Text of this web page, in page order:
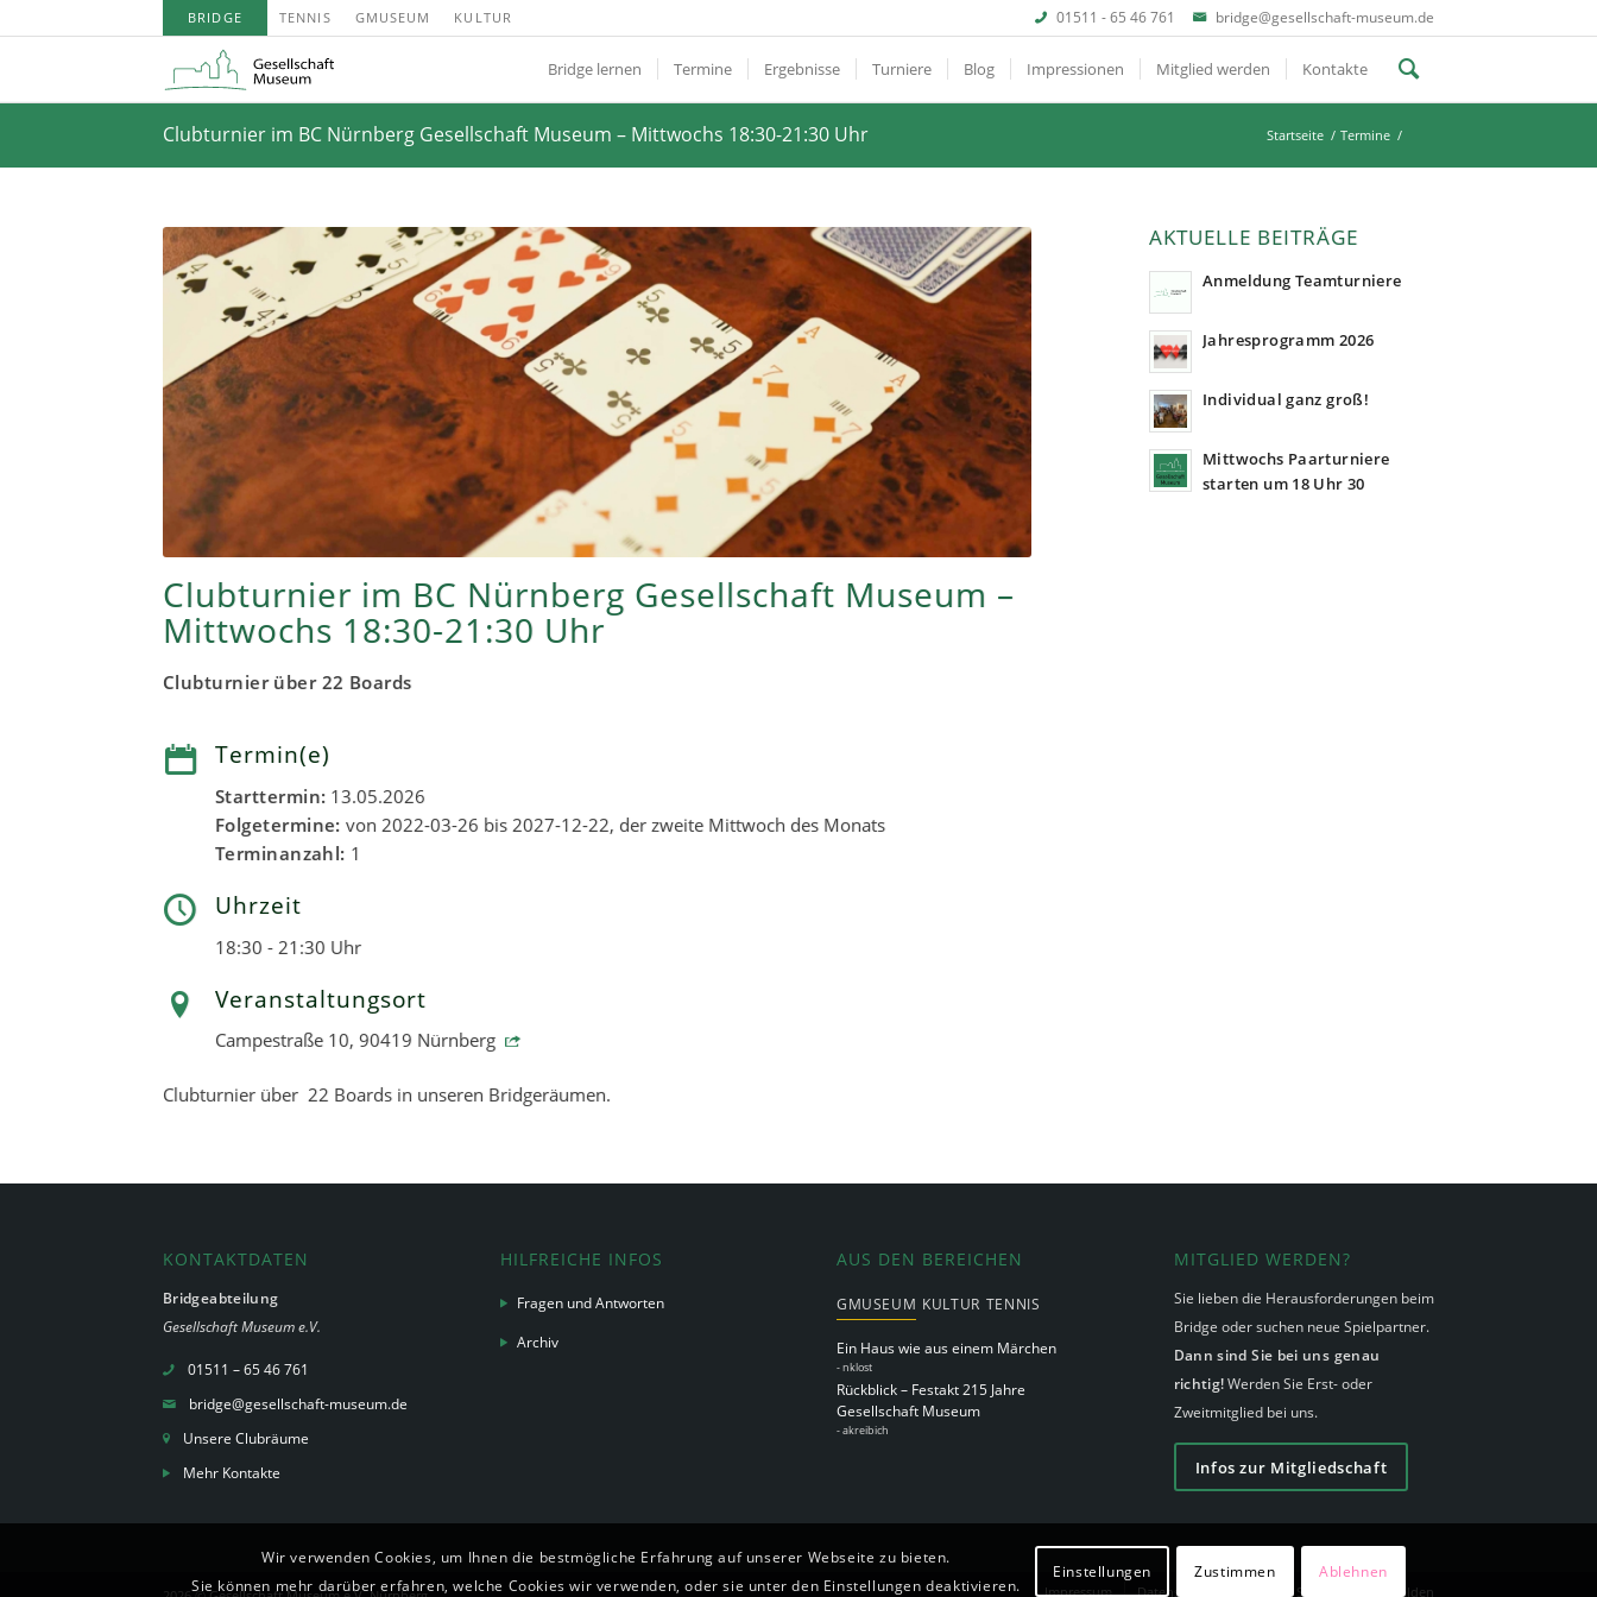
BRIDGE TENNIS GMUSEUM KULTUR 01511 - 65 46 761 bridge@gesellschaft-museum.de
Bridge lernen Termine Ergebnisse Turniere Blog Impressionen Mitglied werden Kontakte
Clubturnier im BC Nürnberg Gesellschaft Museum – Mittwochs 18:30-21:30 Uhr Startseite / Termine /
Clubturnier im BC Nürnberg Gesellschaft Museum –
Mittwochs 18:30-21:30 Uhr
Clubturnier über 22 Boards
Termin(e)
Starttermin: 13.05.2026
Folgetermine: von 2022-03-26 bis 2027-12-22, der zweite Mittwoch des Monats
Terminanzahl: 1
Uhrzeit
18:30 - 21:30 Uhr
Veranstaltungsort
Campestraße 10, 90419 Nürnberg
Clubturnier über 22 Boards in unseren Bridgeräumen.
AKTUELLE BEITRÄGE
Anmeldung Teamturniere
Jahresprogramm 2026
Individual ganz groß!
Mittwochs Paarturniere
starten um 18 Uhr 30
KONTAKTDATEN
Bridgeabteilung
Gesellschaft Museum e.V.
01511 – 65 46 761
bridge@gesellschaft-museum.de
Unsere Clubräume
Mehr Kontakte
HILFREICHE INFOS
Fragen und Antworten
Archiv
AUS DEN BEREICHEN
GMUSEUM KULTUR TENNIS
Ein Haus wie aus einem Märchen
-nklost
Rückblick – Festakt 215 Jahre
Gesellschaft Museum
-akreibich
MITGLIED WERDEN?
Sie lieben die Herausforderungen beim
Bridge oder suchen neue Spielpartner.
Dann sind Sie bei uns genau
richtig!Werden Sie Erst- oder
Zweitmitglied bei uns.
Infos zur Mitgliedschaft
Impressum Datenschutzerklärung Sitemap Anmelden
Wir verwenden Cookies, um Ihnen die bestmögliche Erfahrung auf unserer Webseite zu bieten.
Sie können mehr darüber erfahren, welche Cookies wir verwenden, oder sie unter den Einstellungen deaktivieren.
Einstellungen Zustimmen Ablehnen